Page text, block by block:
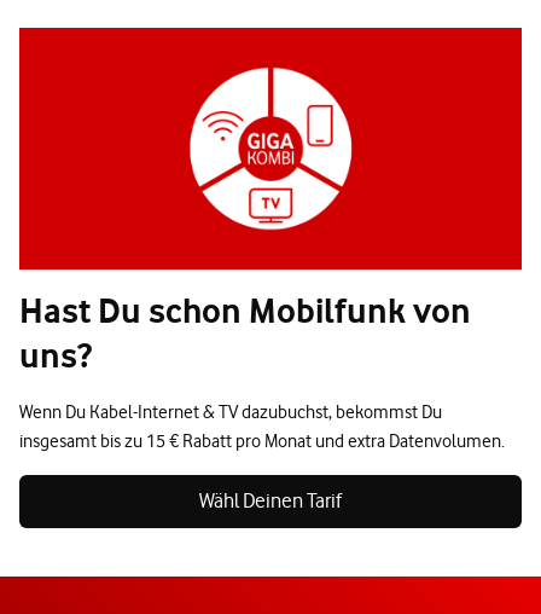
Hast Du schon Mobilfunk von
uns?
Wenn Du Kabel-Internet & TV dazubuchst, bekommst Du
insgesamt bis zu 15 € Rabatt pro Monat und extra Datenvolumen.
Wähl Deinen Tarif